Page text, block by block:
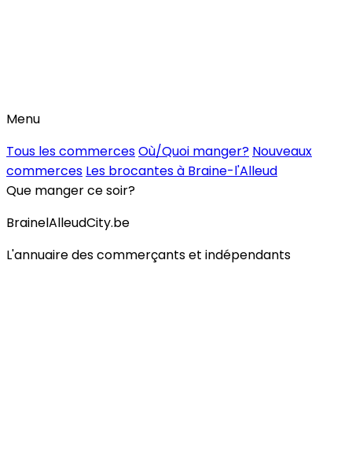
Menu
Tous les commercesOù/Quoi manger? Nouveaux
commerces Les brocantes à Braine-l'Alleud
Que manger ce soir?
BrainelAlleudCity.be
L'annuaire des commerçants et indépendants